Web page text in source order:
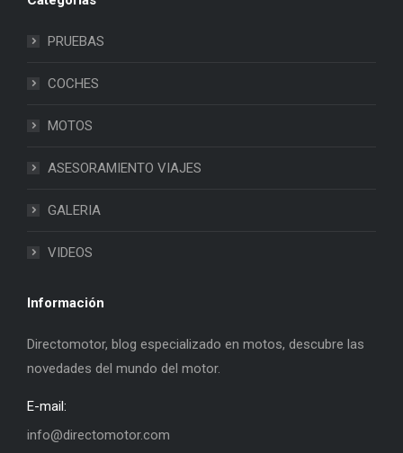
PRUEBAS
COCHES
MOTOS
ASESORAMIENTO VIAJES
GALERIA
VIDEOS
Información
Directomotor, blog especializado en motos, descubre las
novedades del mundo del motor.
E-mail:
info@directomotor.com